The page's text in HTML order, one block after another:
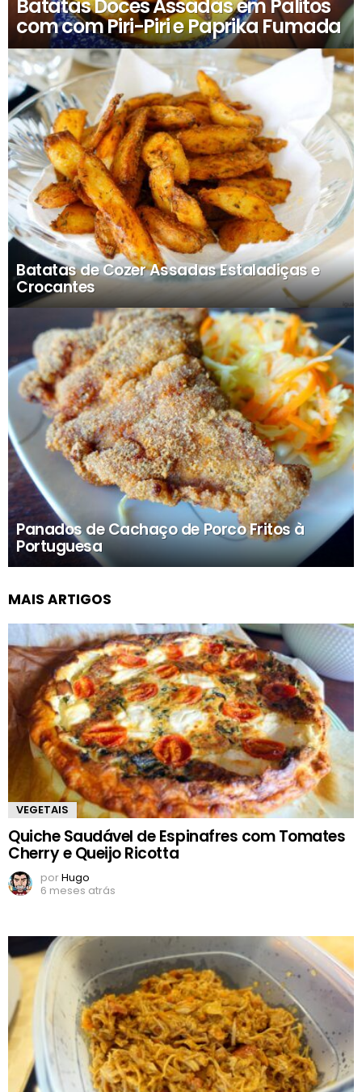
Batatas Doces Assadas em Palitos
com com Piri-Piri e Paprika Fumada
Batatas de Cozer Assadas Estaladiças e
Crocantes
Panados de Cachaço de Porco Fritos à
Portuguesa
MAIS ARTIGOS
VEGETAIS
Quiche Saudável de Espinafres com Tomates
Cherry e Queijo Ricotta
porHugo
6 meses atrás